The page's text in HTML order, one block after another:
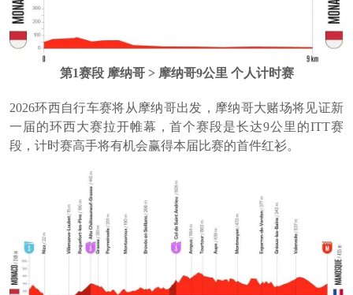
第1赛段 摩纳哥 > 摩纳哥9公里 个人计时赛
2026环西自行车赛将从摩纳哥出发，摩纳哥大赌场将见证新
一届的环西大赛拉开帷幕，首个赛段是长达9公里的ITT赛
段，计时赛高手将有机会赢得本届比赛的首件红衫。